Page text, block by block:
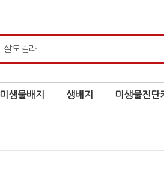
미생물배지 생배지 미생물진단